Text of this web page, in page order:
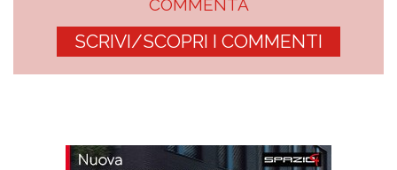
COMMENTA
SCRIVI/SCOPRI I COMMENTI